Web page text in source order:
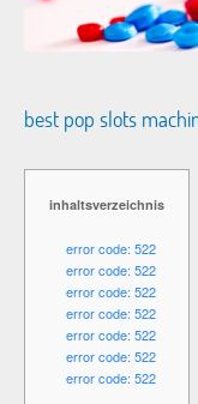
best pop slots
inhaltsverzeichnis
error code: 522
error code: 522
error code: 522
error code: 522
error code: 522
error code: 522
error code: 522